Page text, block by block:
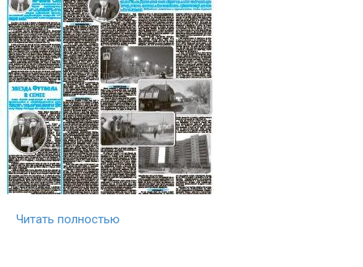
Читать полностью